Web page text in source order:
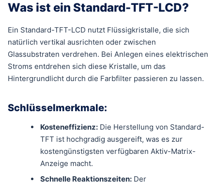
Was ist ein Standard-TFT-LCD?
Ein Standard-TFT-LCD nutzt Flüssigkristalle, die sich
natürlich vertikal ausrichten oder zwischen
Glassubstraten verdrehen. Bei Anlegen eines elektrischen
Stroms entdrehen sich diese Kristalle, um das
Hintergrundlicht durch die Farbfilter passieren zu lassen.
Schlüsselmerkmale:
Kosteneffizienz: Die Herstellung von Standard-
TFT ist hochgradig ausgereift, was es zur
kostengünstigsten verfügbaren Aktiv-Matrix-
Anzeige macht.
Schnelle Reaktionszeiten: Der